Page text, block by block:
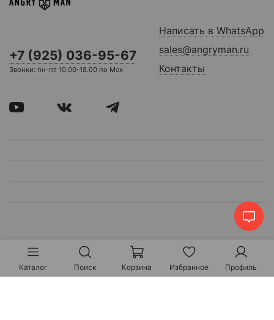
+7 (925) 036-95-67
Звонки: пн-пт 10.00-18.00 по Мск
Написать в WhatsApp
sales@angryman.ru
Контакты
Каталог Поиск Корзина Избранное Профиль